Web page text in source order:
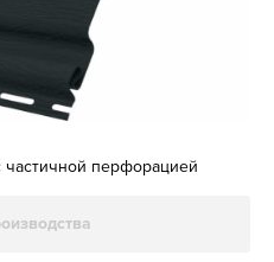
перфорацией